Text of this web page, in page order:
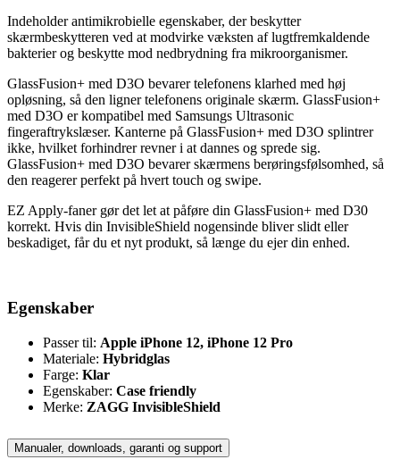
Indeholder antimikrobielle egenskaber, der beskytter
skærmbeskytteren ved at modvirke væksten af lugtfremkaldende
bakterier og beskytte mod nedbrydning fra mikroorganismer.
GlassFusion+ med D3O bevarer telefonens klarhed med høj
opløsning, så den ligner telefonens originale skærm. GlassFusion+
med D3O er kompatibel med Samsungs Ultrasonic
fingeraftrykslæser. Kanterne på GlassFusion+ med D3O splintrer
ikke, hvilket forhindrer revner i at dannes og sprede sig.
GlassFusion+ med D3O bevarer skærmens berøringsfølsomhed, så
den reagerer perfekt på hvert touch og swipe.
EZ Apply-faner gør det let at påføre din GlassFusion+ med D30
korrekt. Hvis din InvisibleShield nogensinde bliver slidt eller
beskadiget, får du et nyt produkt, så længe du ejer din enhed.
Egenskaber
Passer til: Apple iPhone 12, iPhone 12 Pro
Materiale: Hybridglas
Farge: Klar
Egenskaber: Case friendly
Merke: ZAGG InvisibleShield
Manualer, downloads, garanti og support